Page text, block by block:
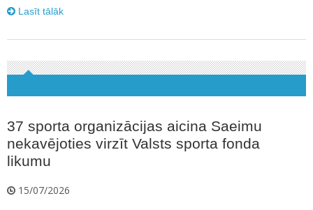
Lasīt tālāk
37 sporta organizācijas aicina Saeimu
nekavējoties virzīt Valsts sporta fonda
likumu
15/07/2026